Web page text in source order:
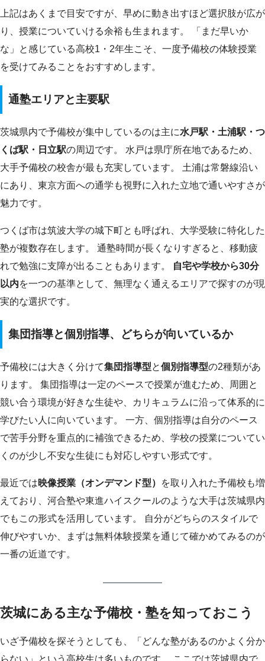
上記はあくまで目安ですが、早めに動き出すほど選択肢が広が
り、授業についていける余裕も生まれます。 「まだ早いか
な」と感じている高校1・2年生こそ、一度予備校の体験授業
を受けてみることをおすすめします。
通塾エリアと主要駅
茨城県内で予備校が集中しているのは主に水戸駅・土浦駅・つ
くば駅・日立駅の周辺です。 水戸は県庁所在地であるため、
大手予備校の校舎が最も充実しています。 土浦は常磐線沿い
にあり、東京方面への通学も視野に入れた立地で通いやすさが
魅力です。
つくば市は筑波大学の城下町とも呼ばれ、大学受験に特化した
塾が複数存在します。 通塾時間が長くなりすぎると、移動疲
れで勉強に支障が出ることもあります。
自宅や学校から30分
以内を一つの基準として、無理なく通えるエリアで探すのが現
実的な選択です。
集団指導と個別指導、どちらが向いているか
予備校には大きく分けて集団指導型と個別指導型の2種類があ
ります。 集団指導は一定のペースで授業が進むため、周囲と
競い合う環境が好きな生徒や、カリキュラムに沿って体系的に
学びたい人に向いています。 一方、個別指導は自分のペース
で苦手分野を重点的に補強できるため、学校の授業についてい
くのが少し不安な生徒にも対応しやすい形式です。
最近では映像授業（オンデマンド型）
を取り入れた予備校も増
えており、河合塾や東進ハイスクールのような大手は茨城県内
でもこの形式を活用しています。 自分がどちらのスタイルで
伸びやすいか、まずは無料体験授業を通じて確かめてみるのが
一番の近道です。
茨城にある主な予備校・塾を知っておこう
いざ予備校を探そうとしても、「どんな塾があるのかよく分か